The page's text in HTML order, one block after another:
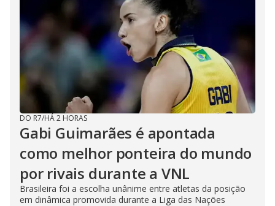
DO R7/HÁ 2 HORAS
Gabi Guimarães é apontada
como melhor ponteira do mundo
por rivais durante a VNL
Brasileira foi a escolha unânime entre atletas da posição
em dinâmica promovida durante a Liga das Nações